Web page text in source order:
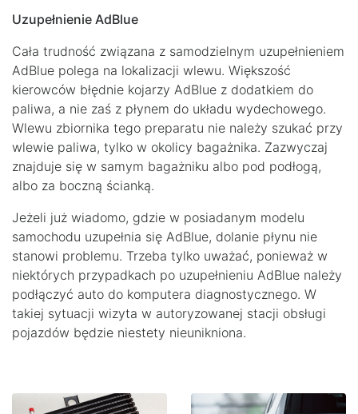
Uzupełnienie AdBlue
Cała trudność związana z samodzielnym uzupełnieniem
AdBlue polega na lokalizacji wlewu. Większość
kierowców błędnie kojarzy AdBlue z dodatkiem do
paliwa, a nie zaś z płynem do układu wydechowego.
Wlewu zbiornika tego preparatu nie należy szukać przy
wlewie paliwa, tylko w okolicy bagażnika. Zazwyczaj
znajduje się w samym bagażniku albo pod podłogą,
albo za boczną ścianką.
Jeżeli już wiadomo, gdzie w posiadanym modelu
samochodu uzupełnia się AdBlue, dolanie płynu nie
stanowi problemu. Trzeba tylko uważać, ponieważ w
niektórych przypadkach po uzupełnieniu AdBlue należy
podłączyć auto do komputera diagnostycznego. W
takiej sytuacji wizyta w autoryzowanej stacji obsługi
pojazdów będzie niestety nieunikniona.